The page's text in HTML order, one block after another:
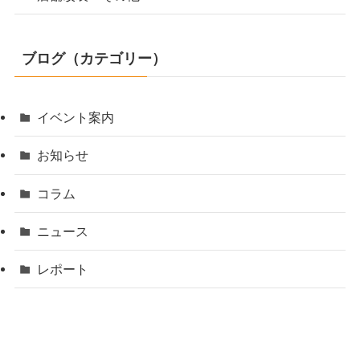
ブログ（カテゴリー）
イベント案内
お知らせ
コラム
ニュース
レポート